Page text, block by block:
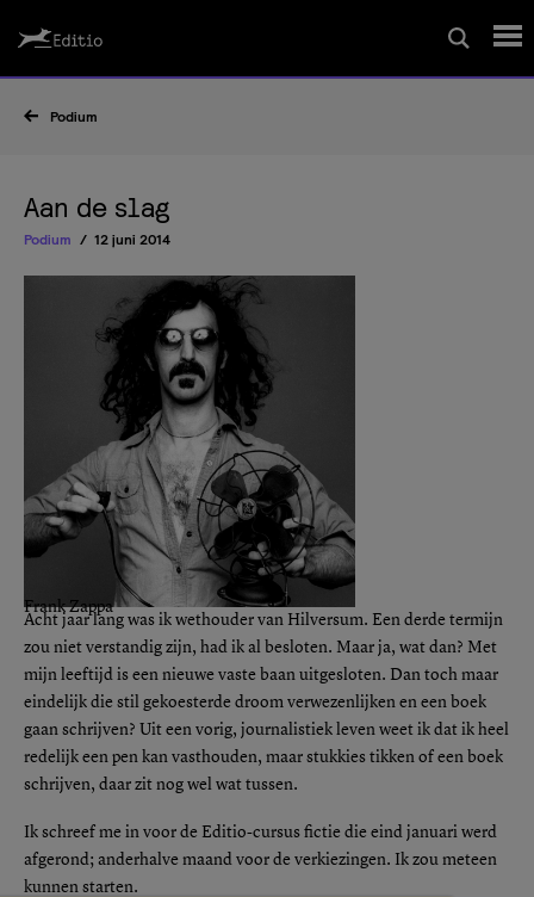
Magazine
Editio Producties
Mijn Editio
Podium
Aan de slag
Podium 12 juni 2014
Frank Zappa
Acht jaar lang was ik wethouder van Hilversum. Een derde termijn
zou niet verstandig zijn, had ik al besloten. Maar ja, wat dan? Met
mijn leeftijd is een nieuwe vaste baan uitgesloten. Dan toch maar
eindelijk die stil gekoesterde droom verwezenlijken en een boek
gaan schrijven? Uit een vorig, journalistiek leven weet ik dat ik heel
redelijk een pen kan vasthouden, maar stukkies tikken of een boek
schrijven, daar zit nog wel wat tussen.
Ik schreef me in voor de Editio-cursus fictie die eind januari werd
afgerond; anderhalve maand voor de verkiezingen. Ik zou meteen
kunnen starten.